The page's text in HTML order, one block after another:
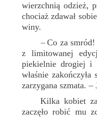
wierzchnią odzież,
chociaż zdawał
winy.
–Co za smród!
z limitowanej
piekielnie drogiej i
właśnie
zarzygana szmata. –
Kilka kobiet
zaczęło robić mu